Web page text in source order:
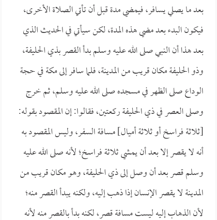
بعد ما يصلي يسافر، فيمضي مدة قبل أن تأتي الصلاة الأخرى،
فيكون البدء بعد مضي هذه المدة، لكن سيأتي في الحديث الذي
بعد هذا أن النبي صلى الله عليه وسلم بدأ القصر بذي الحليفة،
وذو الحليفة مكان قريب من المدينة، فلما سافر إلى مكة في حجة
الوداع صلى الظهر في مسجده صلى الله عليه وسلم، ثم خرج
وصلى العصر في ذي الحليفة ركعتين، فقالوا: إن المقصود بقوله:
[ثلاثة فراسخ أو ثلاثة أميال] مسافة السفر، وليس المقصود به
أنه لا يقصر إلا بعد أن يمشي ثلاثة فراسخ؛ لأنه صلى الله عليه
وسلم قصر بعد أن وصل إلى ذي الحليفة، وهو مكان قريب من
المدينة لا يقصر الإنسان إذا ذهب إليه، ولكنه يبدأ القصر منه؛
لأن الذهاب إليه ليست مسافة قصر، لكنه بدأ بالقصر منه لأنه